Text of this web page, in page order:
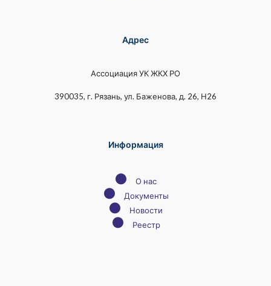
Адрес
Ассоциация УК ЖКХ РО
390035, г. Рязань, ул. Баженова, д. 26, Н26
Информация
● О нас
● Документы
● Новости
● Реестр